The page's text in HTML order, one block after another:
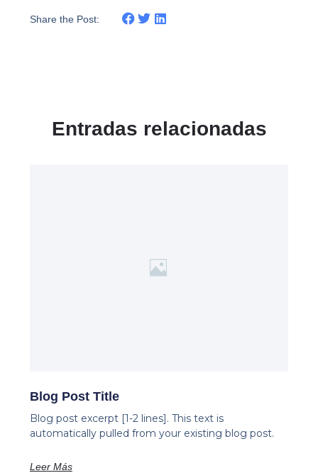
Share the Post:
Entradas relacionadas
Blog Post Title
Blog post excerpt [1-2 lines]. This text is
automatically pulled from your existing blog post.
Leer Más